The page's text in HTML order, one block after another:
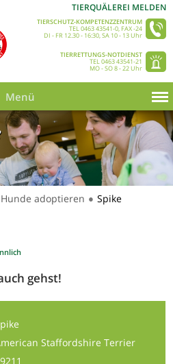
TIERQUÄLEREI MELDEN
TIERSCHUTZ-KOMPETENZZENTRUM
TEL 0463 43541-0, FAX -24
DI - FR 12.30 - 16:30, SA 10 - 13 Uhr
TIERRETTUNGS-NOTDIENST
TEL 0463 43541-21
MO - SO 8 - 22 Uhr
Menü
Hunde adoptieren ● Spike
gehst!
Staffordshire Terrier